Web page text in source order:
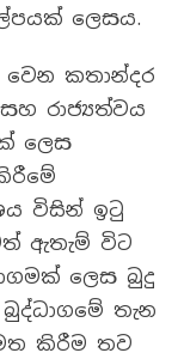
ලෙසය.
කතාන්දර
රාජ්‍යත්වය
ලෙස
විසින් ඉටු
ඇතැම් විට
ලෙස බුදු
තැන
කිරීම තව